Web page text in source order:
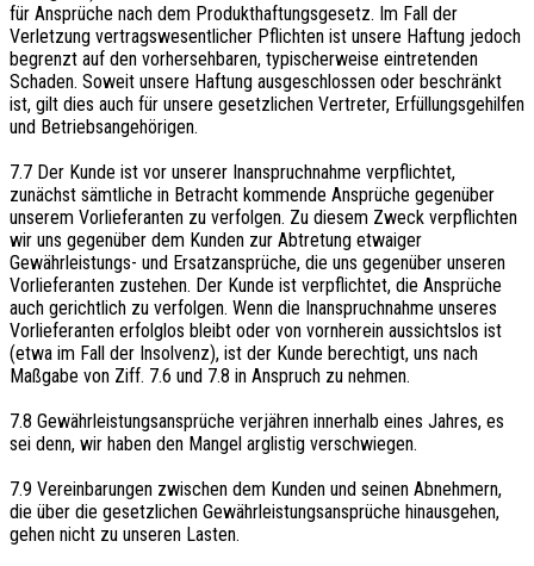
für Ansprüche nach dem Produkthaftungsgesetz. Im Fall der
Verletzung vertragswesentlicher Pflichten ist unsere Haftung jedoch
begrenzt auf den vorhersehbaren, typischerweise eintretenden
Schaden. Soweit unsere Haftung ausgeschlossen oder beschränkt
ist, gilt dies auch für unsere gesetzlichen Vertreter, Erfüllungsgehilfen
und Betriebsangehörigen.
7.7 Der Kunde ist vor unserer Inanspruchnahme verpflichtet,
zunächst sämtliche in Betracht kommende Ansprüche gegenüber
unserem Vorlieferanten zu verfolgen. Zu diesem Zweck verpflichten
wir uns gegenüber dem Kunden zur Abtretung etwaiger
Gewährleistungs- und Ersatzansprüche, die uns gegenüber unseren
Vorlieferanten zustehen. Der Kunde ist verpflichtet, die Ansprüche
auch gerichtlich zu verfolgen. Wenn die Inanspruchnahme unseres
Vorlieferanten erfolglos bleibt oder von vornherein aussichtslos ist
(etwa im Fall der Insolvenz), ist der Kunde berechtigt, uns nach
Maßgabe von Ziff. 7.6 und 7.8 in Anspruch zu nehmen.
7.8 Gewährleistungsansprüche verjähren innerhalb eines Jahres, es
sei denn, wir haben den Mangel arglistig verschwiegen.
7.9 Vereinbarungen zwischen dem Kunden und seinen Abnehmern,
die über die gesetzlichen Gewährleistungsansprüche hinausgehen,
gehen nicht zu unseren Lasten.